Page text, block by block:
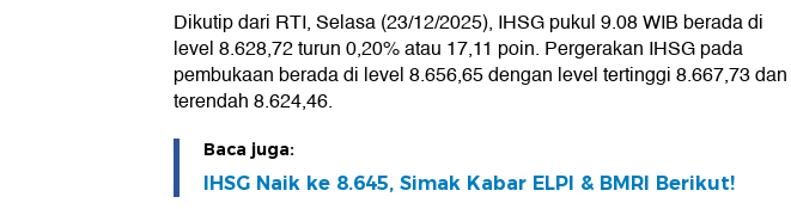
Dikutip dari RTI, Selasa (23/12/2025), IHSG pukul 9.08 WIB berada di
level 8.628,72 turun 0,20% atau 17,11 poin. Pergerakan IHSG pada
pembukaan berada di level 8.656,65 dengan level tertinggi 8.667,73 dan
terendah 8.624,46.
Baca juga:
IHSG Naik ke 8.645, Simak Kabar ELPI & BMRI Berikut!